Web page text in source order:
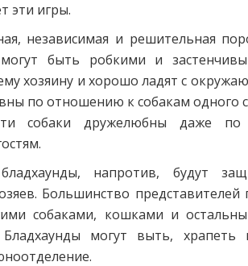
эти игры.
независимая и решительная
быть робкими и
хозяину и хорошо ладят с
по отношению к собакам одного
собаки дружелюбны даже
напротив, будут
Большинство
собаками, кошками и
могут выть,